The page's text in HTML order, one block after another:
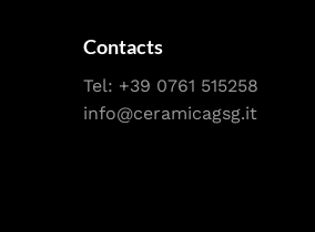
Contacts
Tel: +39 0761 515258
info@ceramicagsg.it